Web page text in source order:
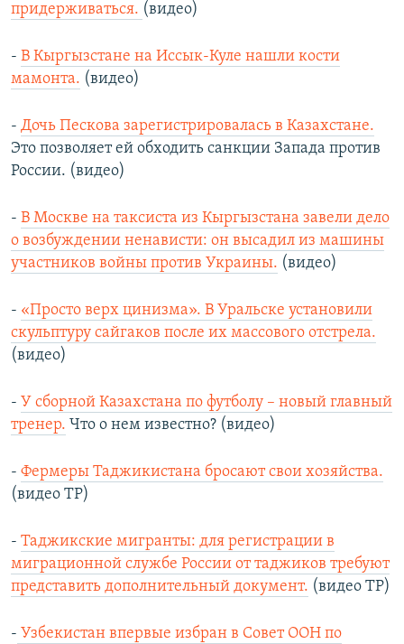
придерживаться. (видео)
- В Кыргызстане на Иссык-Куле нашли кости
мамонта. (видео)
- Дочь Пескова зарегистрировалась в Казахстане.
Это позволяет ей обходить санкции Запада против
России. (видео)
- В Москве на таксиста из Кыргызстана завели дело
о возбуждении ненависти: он высадил из машины
участников войны против Украины. (видео)
- «Просто верх цинизма». В Уральске установили
скульптуру сайгаков после их массового отстрела.
(видео)
- У сборной Казахстана по футболу – новый главный
тренер. Что о нем известно? (видео)
- Фермеры Таджикистана бросают свои хозяйства.
(видео ТР)
- Таджикские мигранты: для регистрации в
миграционной службе России от таджиков требуют
представить дополнительный документ. (видео ТР)
- Узбекистан впервые избран в Совет ООН по